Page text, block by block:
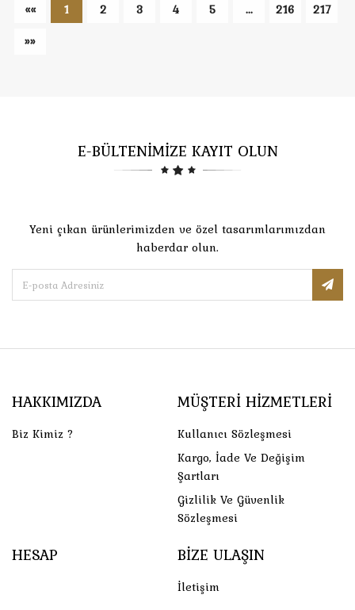
«« 1 2 3 4 5 ... 216
217
»»
E-BÜLTENİMİZE KAYIT OLUN
Yeni çıkan ürünlerimizden ve özel tasarımlarımızdan
haberdar olun.
HAKKIMIZDA
Biz Kimiz ?
MÜŞTERI HIZMETLERI
Kullanıcı Sözleşmesi
Kargo, İade Ve Değişim
Şartları
Gizlilik Ve Güvenlik
Sözleşmesi
HESAP BIZE ULAŞIN
İletişim